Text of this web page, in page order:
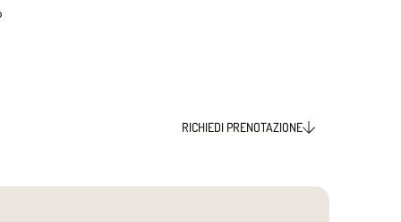
RICHIEDI PRENOTAZIONE